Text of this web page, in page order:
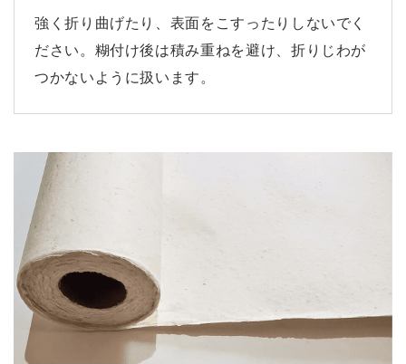
強く折り曲げたり、表面をこすったりしないでく
ださい。糊付け後は積み重ねを避け、折りじわが
つかないように扱います。